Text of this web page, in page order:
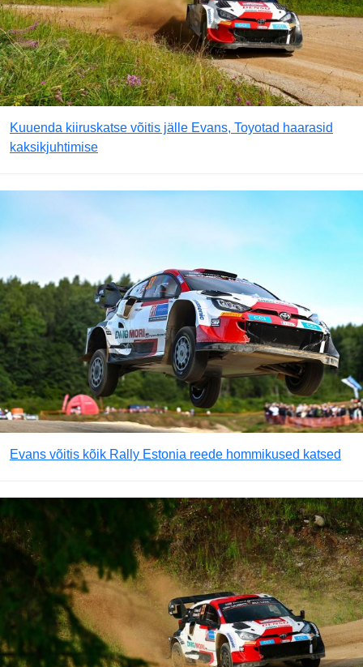
Kuuenda kiiruskatse võitis jälle Evans, Toyotad haarasid
kaksikjuhtimise
Evans võitis kõik Rally Estonia reede hommikused katsed